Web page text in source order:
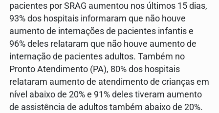
pacientes por SRAG aumentou nos últimos 15 dias,
93% dos hospitais informaram que não houve
aumento de internações de pacientes infantis e
96% deles relataram que não houve aumento de
internação de pacientes adultos. Também no
Pronto Atendimento (PA), 80% dos hospitais
relataram aumento de atendimento de crianças em
nível abaixo de 20% e 91% deles tiveram aumento
de assistência de adultos também abaixo de 20%.